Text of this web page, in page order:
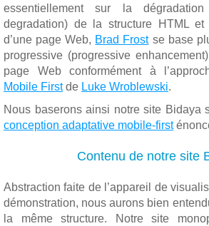
essentiellement sur la dégradation
degradation) de la structure HTML
d’une page Web, Brad Frostse base
progressive (progressive
page Web conformément à
Mobile Firstde Luke Wroblewski.
Nous baserons ainsi notre site Bidaya
conception adaptative mobile-first
Contenu de notre site
Abstraction faite de l’appareil de
démonstration, nous aurons bien
la même structure. Notre site